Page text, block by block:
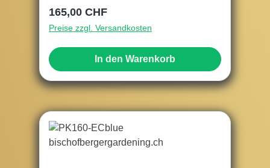
Regulärer Preis:
165,00 CHF
Preise zzgl. Versandkosten
In den Warenkorb